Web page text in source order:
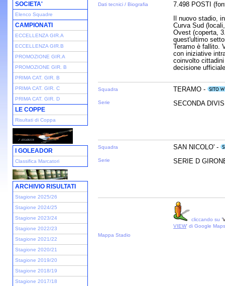
SOCIETA'
Elenco Squadre
CAMPIONATI
ECCELLENZA GIR.A
ECCELLENZA GIR.B
PROMOZIONE GIR.A
PROMOZIONE GIR. B
PRIMA CAT. GIR. B
PRIMA CAT. GIR. C
PRIMA CAT. GIR. D
LE COPPE
Risultati di Coppa
I GOLEADOR
Classifica Marcatori
ARCHIVIO RISULTATI
Stagione 2025/26
Stagione 2024/25
Stagione 2023/24
Stagione 2022/23
Stagione 2021/22
Stagione 2020/21
Stagione 2019/20
Stagione 2018/19
Stagione 2017/18
Dati tecnici / Biografia
7.498 POSTI
Il nuovo stadio,
Curva Sud
Ovest (coperta,
quest'ultimo
Teramo è fallito.
con iniziative
coinvolto
decisione
Squadra
Serie
TERAMO -
SECONDA
Squadra
Serie
SAN NICOLO' -
SERIE D
cliccando su '
VIEW' di Google Maps
Mappa Stadio